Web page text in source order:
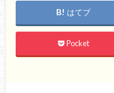
はてブ
Pocket